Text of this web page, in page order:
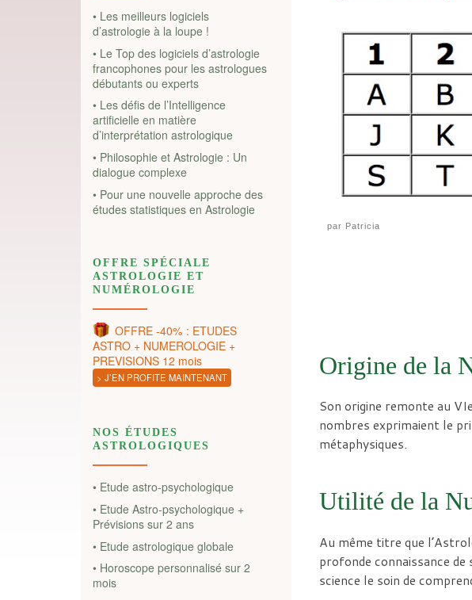
par Patricia
Origine de la
Son origine remonte au
nombres exprimaient le
métaphysiques.
Utilité de la
Au même titre que
profonde connaissance de
science le soin de
• Les meilleurs logiciels
d’astrologie à la loupe !
• Le Top des logiciels d’astrologie
francophones pour les astrologues
débutants ou experts
• Les défis de l’Intelligence
artificielle en matière
d’interprétation astrologique
• Philosophie et Astrologie : Un
dialogue complexe
• Pour une nouvelle approche des
études statistiques en Astrologie
OFFRE SPÉCIALE
ASTROLOGIE ET
NUMÉROLOGIE
OFFRE -40% : ETUDES
ASTRO + NUMEROLOGIE +
PREVISIONS 12 mois
> J’EN PROFITE MAINTENANT
NOS ÉTUDES
ASTROLOGIQUES
• Etude astro-psychologique
• Etude Astro-psychologique +
Prévisions sur 2 ans
• Etude astrologique globale
• Horoscope personnalisé sur 2
mois